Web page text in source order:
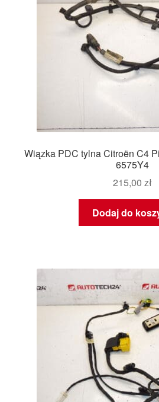
Wiązka PDC tylna Citroën C4
6575Y4
215,00 zł
Dodaj do